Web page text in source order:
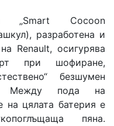
„Smart Cocoon
разработена и
Renault, осигурява
при шофиране,
безшумен
Между пода на
на цялата батерия е
пяна.